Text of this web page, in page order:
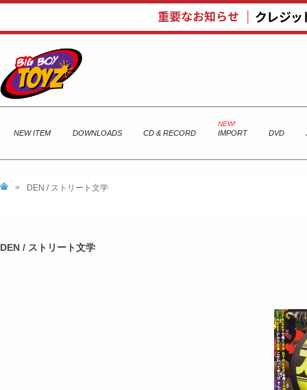
NEW ITEM DOWNLOADS CD & RECORD IMPORT DVD
> DEN / ストリート文学
DEN / ストリート文学